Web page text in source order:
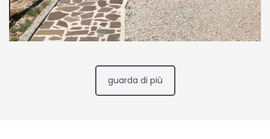
guarda di più